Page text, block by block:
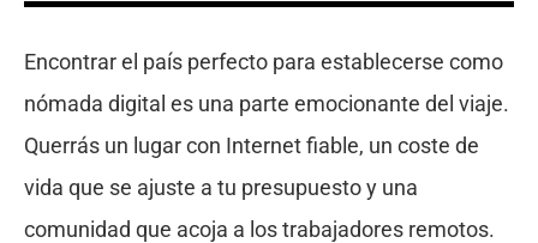
Encontrar el país perfecto para establecerse como
nómada digital es una parte emocionante del viaje.
Querrás un lugar con Internet fiable, un coste de
vida que se ajuste a tu presupuesto y una
comunidad que acoja a los trabajadores remotos.